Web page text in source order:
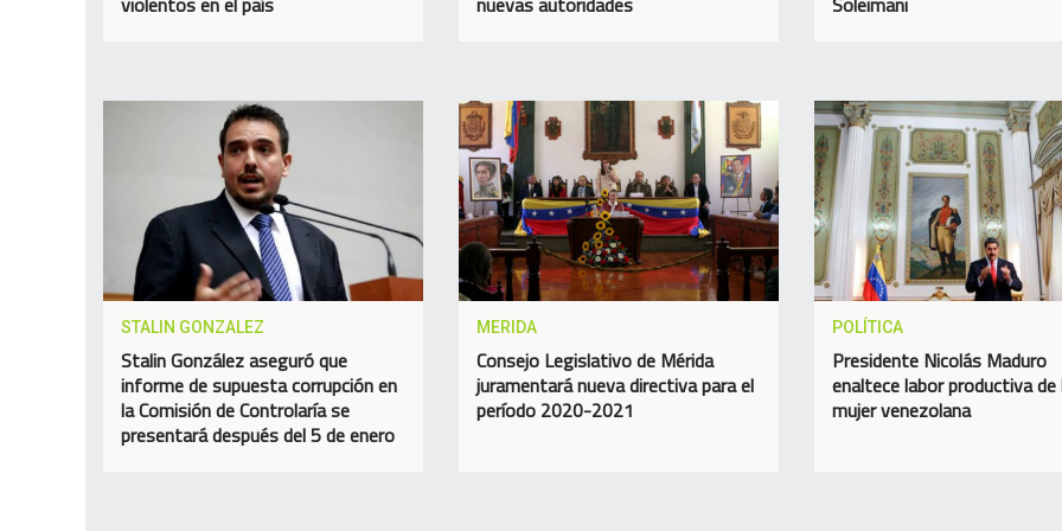
STALIN GONZALEZ
Stalin González aseguró que
informe de supuesta corrupción en
la Comisión de Controlaría se
presentará después del 5 de enero
MERIDA
Consejo Legislativo de Mérida
juramentará nueva directiva para el
período 2020-2021
POLÍTICA
Presidente Nicolás Maduro
enaltece labor productiva de
mujer venezolana